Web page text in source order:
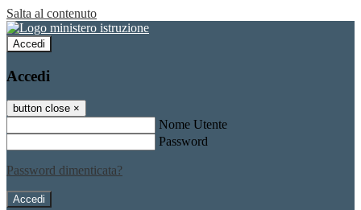
Salta al contenuto
Accedi
Accedi
button close ×
Nome Utente
Password
Password dimenticata?